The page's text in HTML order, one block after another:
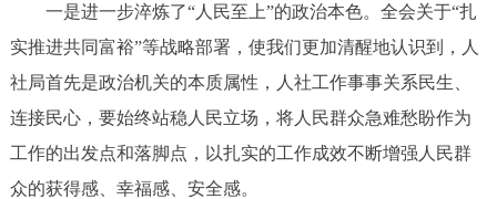
一是进一步淬炼了“人民至上”的政治本色。全会关于“扎
实推进共同富裕”等战略部署，使我们更加清醒地认识到，人
社局首先是政治机关的本质属性，人社工作事事关系民生、
连接民心，要始终站稳人民立场，将人民群众急难愁盼作为
工作的出发点和落脚点，以扎实的工作成效不断增强人民群
众的获得感、幸福感、安全感。